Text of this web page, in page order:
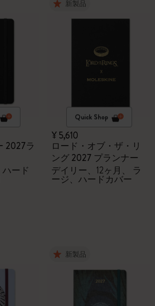
2027ラ
ード
新製品
Quick Shop
¥ 5,610
ロード・オブ・ザ・リ
ング 2027 プランナー
デイリー、12ヶ月、 ラ
ージ、ハードカバー
新製品